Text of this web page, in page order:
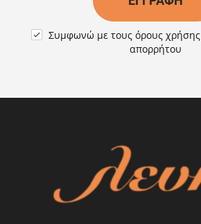
 Συμφωνώ με τους όρους χρήσης
απορρήτου